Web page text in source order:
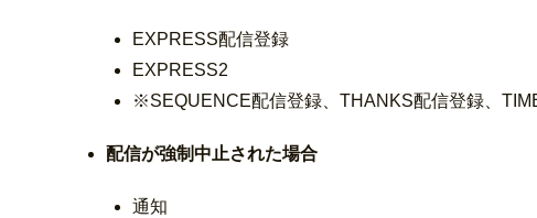
EXPRESS配信登録
EXPRESS2
※SEQUENCE配信登録、THANKS配信登録、
配信が強制中止された場合
通知